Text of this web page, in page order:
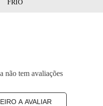
FRIO
não tem avaliações
A AVALIAR